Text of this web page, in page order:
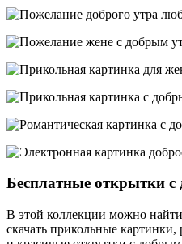
Бесплатные открытки
В этой коллекции можно
скачать прикольные